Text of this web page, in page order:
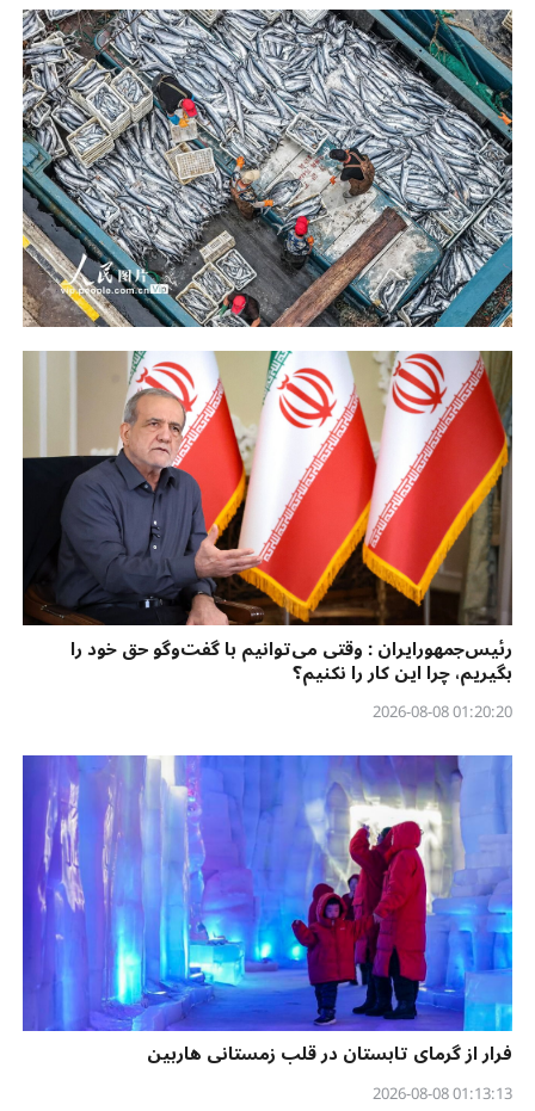
رئیس‌جمهورایران : وقتی می‌توانیم با گفت‌وگو حق خود را
بگیریم، چرا این کار را نکنیم؟
01:20:20 2026-08-08
فرار از گرمای تابستان در قلب زمستانی هاربین
01:13:13 2026-08-08